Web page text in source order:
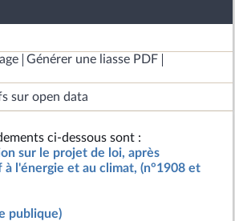
Générer une liasse PDF
sur open data
ci-dessous sont :
sur le projet de loi, après
l'énergie et au climat, (n°1908 et
publique)